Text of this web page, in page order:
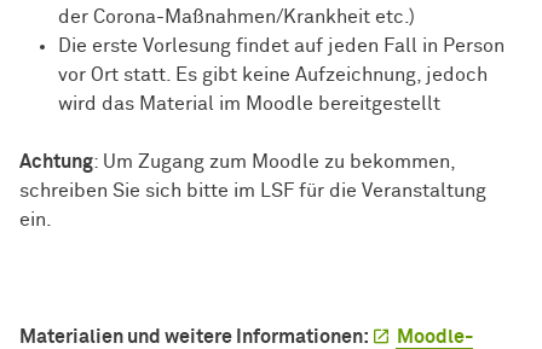
der Corona-Maßnahmen/Krankheit etc.)
Die erste Vorlesung findet auf jeden Fall in Person
vor Ort statt. Es gibt keine Aufzeichnung, jedoch
wird das Material im Moodle bereitgestellt
Achtung: Um Zugang zum Moodle zu bekommen,
schreiben Sie sich bitte im LSF für die Veranstaltung
ein.
Materialien und weitere Informationen:
Moodle-